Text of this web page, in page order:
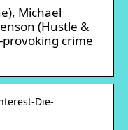
Michael
(Hustle &
crime
Die-